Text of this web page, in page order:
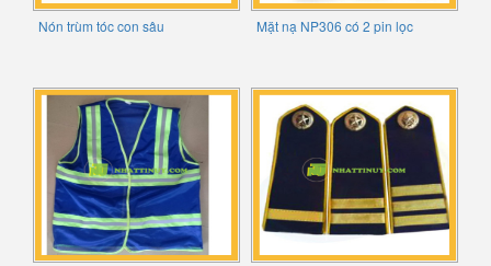
Nón trùm tóc con sâu Mặt nạ NP306 có 2 pin lọc